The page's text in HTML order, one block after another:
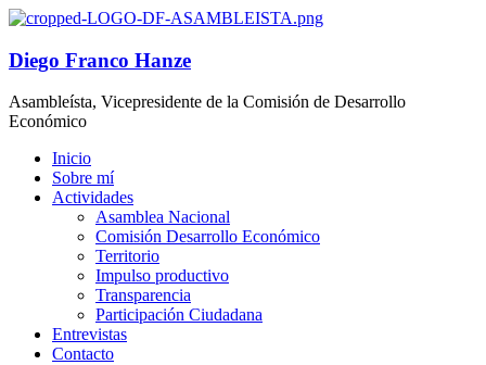
Diego Franco Hanze
Asambleísta, Vicepresidente de la Comisión de Desarrollo
Económico
Inicio
Sobre mí
Actividades
Asamblea Nacional
Comisión Desarrollo Económico
Territorio
Impulso productivo
Transparencia
Participación Ciudadana
Entrevistas
Contacto